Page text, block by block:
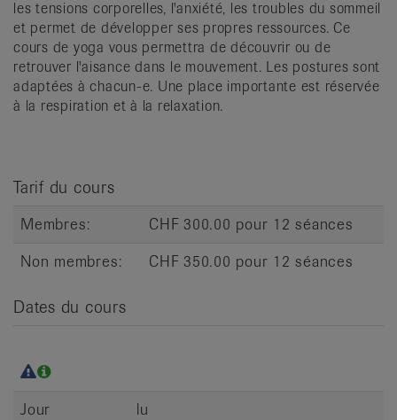
deles tensions corporelles, l'anxiété, les troubles du sommeil
et permet de développer ses propres ressources. Ce
cours de yoga vous permettra de découvrir ou de
retrouver l'aisance dans le mouvement. Les postures sont
adaptées à chacun-e. Une place importante est réservée
à la respiration et à la relaxation.
Tarif du cours
Membres:
CHF 300.00 pour 12 séances
Non membres:
CHF 350.00 pour 12 séances
Dates du cours
Jour
lu
patients